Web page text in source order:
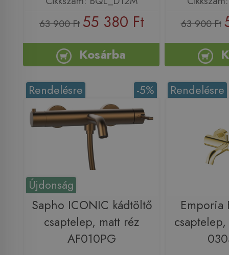
63 900 Ft 55 380 Ft
Kosárba
63 900 Ft
Újdonság
-5%
Rendelésre
Sapho ICONIC kádtöltő
csaptelep, matt réz
AF010PG
Rendelésre
Emporia